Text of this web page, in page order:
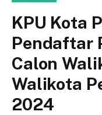
KPU Kota
Pendaftar
Calon
Walikota
2024